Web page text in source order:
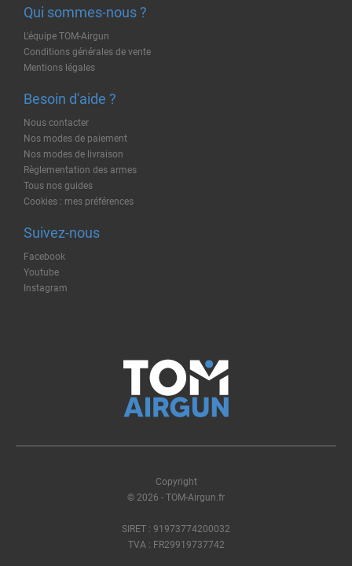
Qui sommes-nous ?
L'équipe TOM-Airgun
Conditions générales de vente
Mentions légales
Besoin d'aide ?
Nous contacter
Nos modes de paiement
Nos modes de livraison
Règlementation des armes
Tous nos guides
Cookies : mes préférences
Suivez-nous
Facebook
Youtube
Instagram
Copyright
© 2026 - TOM-Airgun.fr
SIRET : 91973774200032
TVA : FR29919737742